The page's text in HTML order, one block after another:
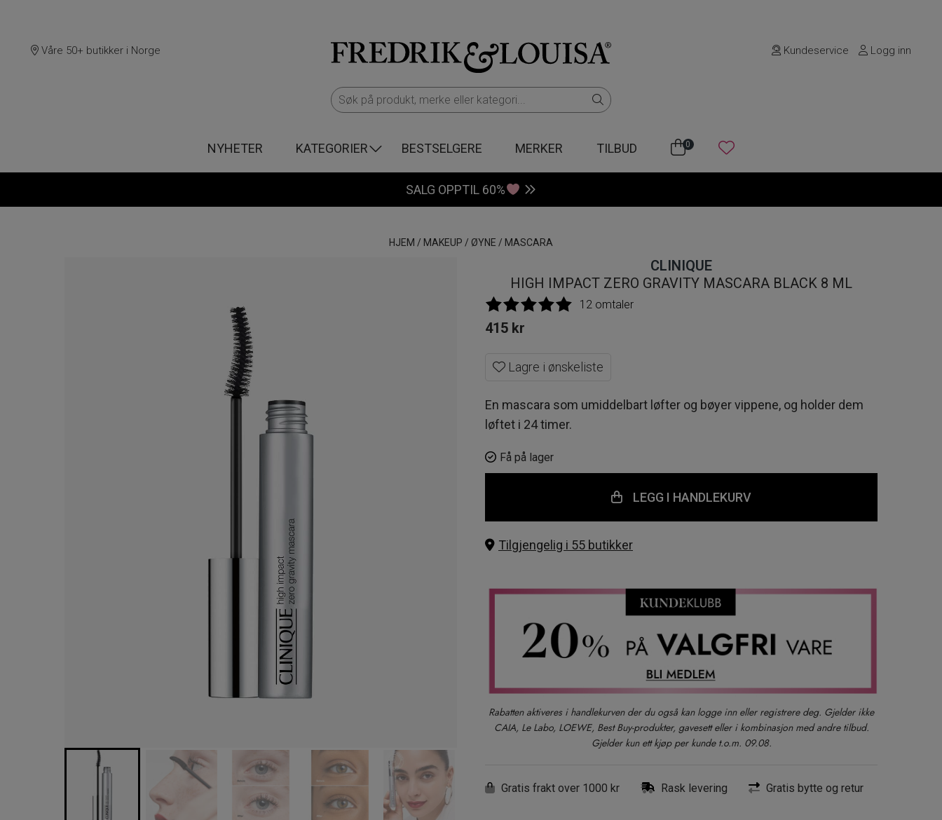
Våre 50+ butikker i Norge Kundeservice Logg inn
NYHETER KATEGORIER BESTSELGERE MERKER TILBUD 0
SALG OPPTIL 60%
HJEM / MAKEUP / ØYNE / MASCARA
CLINIQUE
HIGH IMPACT ZERO GRAVITY MASCARA BLACK 8 ML
12 omtaler
415 kr
Lagre i ønskeliste
En mascara som umiddelbart løfter og bøyer vippene, og holder dem
løftet i 24 timer.
Få på lager
LEGG I HANDLEKURV
Tilgjengelig i 55 butikker
Rabatten aktiveres i handlekurven der du også kan logge inn eller registrere deg. Gjelder ikke
CAIA, Le Labo, LOEWE, Best Buy-produkter, gavesett eller i kombinasjon med andre tilbud.
Gjelder kun ett kjøp per kunde t.o.m. 09.08.
Gratis frakt over 1000 kr Rask levering Gratis bytte og retur